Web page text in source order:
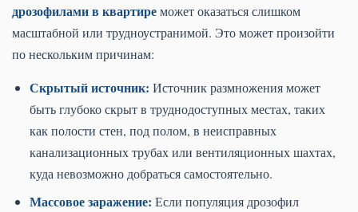
дрозофилами в квартиреможет оказаться слишком
масштабной или трудноустранимой. Это может произойти
по нескольким причинам:
Скрытый источник: Источник размножения может
быть глубоко скрыт в труднодоступных местах, таких
как полости стен, под полом, в неисправных
канализационных трубах или вентиляционных шахтах,
куда невозможно добраться самостоятельно.
Массовое заражение: Если популяция дрозофил